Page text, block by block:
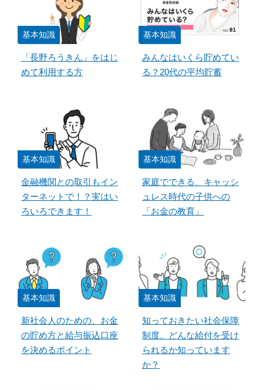
基本知識
「長野ろうきん」をはじ
めて利用する方
基本知識
みんなはいくら貯めてい
る？20代の平均貯蓄
基本知識
金融機関との取引もイン
ターネットで！？実はい
ろいろできます！
基本知識
家庭でできる、キャッシ
ュレス時代の子供への
「お金の教育」
基本知識
新社会人のための、お金
の貯め方と給与振込口座
を決めるポイント
基本知識
知っておきたい社会保障
制度。どんな給付を受け
られるか知っています
か？